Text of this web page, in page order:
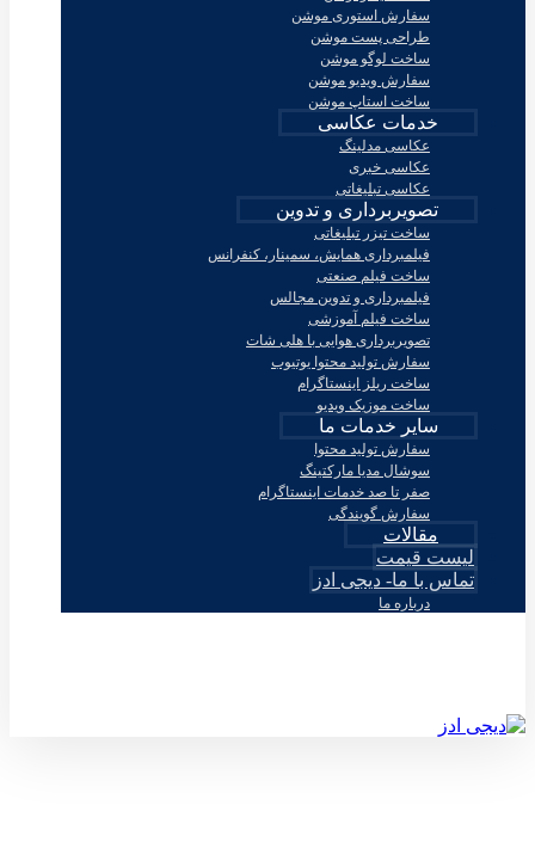
سفارش استوری موشن
طراحی پست موشن
ساخت لوگو موشن
سفارش ویدیو موشن
ساخت استاپ موشن
خدمات عکاسی
عکاسی مدلینگ
عکاسی خبری
عکاسی تبلیغاتی
تصویربرداری و تدوین
ساخت تیزر تبلیغاتی
فیلمبرداری همایش، سمینار، کنفرانس
ساخت فیلم صنعتی
فیلمبرداری و تدوین مجالس
ساخت فیلم آموزشی
تصویربرداری هوایی با هلی شات
سفارش تولید محتوا یوتیوب
ساخت ریلز اینستاگرام
ساخت موزیک ویدیو
سایر خدمات ما
سفارش تولید محتوا
سوشال مدیا مارکتینگ
صفر تا صد خدمات اینستاگرام
سفارش گویندگی
مقالات
لیست قیمت
تماس با ما- دیجی ادز
درباره ما